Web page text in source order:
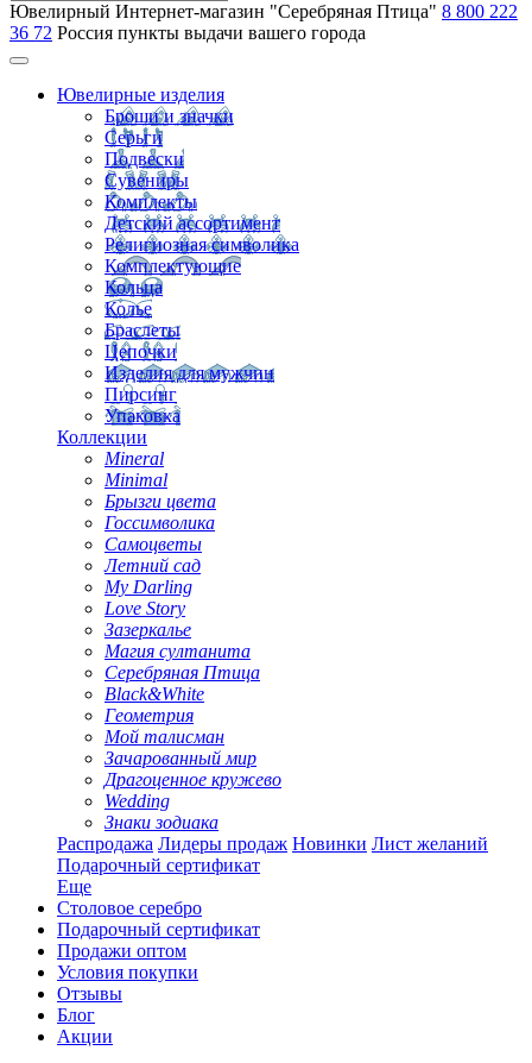
Ювелирный Интернет-магазин "Серебряная Птица" 8 800 222
36 72 Россия пункты выдачи вашего города
Ювелирные изделия
Броши и значки
Серьги
Подвески
Сувениры
Комплекты
Детский ассортимент
Религиозная символика
Комплектующие
Кольца
Колье
Браслеты
Цепочки
Изделия для мужчин
Пирсинг
Упаковка
Коллекции
Mineral
Minimal
Брызги цвета
Госсимволика
Самоцветы
Летний сад
My Darling
Love Story
Зазеркалье
Магия султанита
Серебряная Птица
Black&White
Геометрия
Мой талисман
Зачарованный мир
Драгоценное кружево
Wedding
Знаки зодиака
Распродажа Лидеры продаж Новинки Лист желаний
Подарочный сертификат
Еще
Столовое серебро
Подарочный сертификат
Продажи оптом
Условия покупки
Отзывы
Блог
Акции